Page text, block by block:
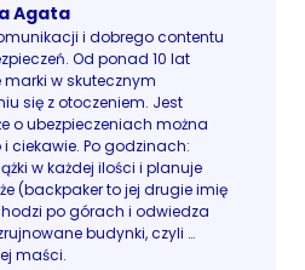
Agata
i dobrego contentu
Od ponad 10 lat
marki w skutecznym
się z otoczeniem. Jest
o ubezpieczeniach można
ciekawie. Po godzinach:
w każdej ilości i planuje
(backpaker to jej drugie imię
po górach i odwiedza
budynki, czyli …
maści.